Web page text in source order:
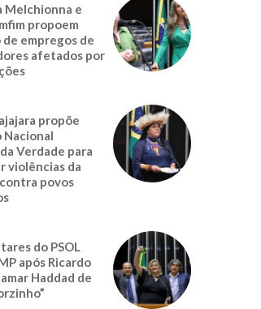
Melchionna e
propoem
empregos de
afetados por
propõe
Nacional
Verdade para
violências da
povos
do PSOL
após Ricardo
Haddad de